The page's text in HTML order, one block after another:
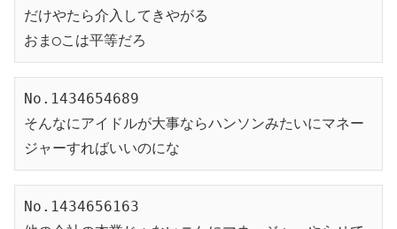
だけやたら介入してきやがる
おま◯こは平等だろ
No.1434654689
そんなにアイドルが大事ならハンソンみたいにマネー
ジャーすればいいのにな
No.1434656163